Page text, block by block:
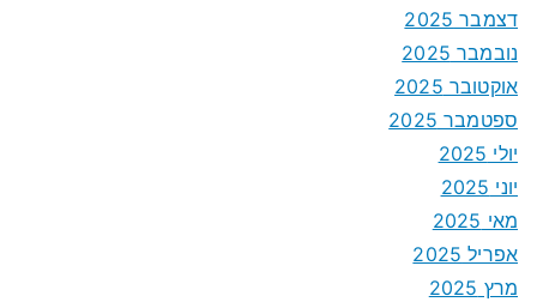
דצמבר 2025
נובמבר 2025
אוקטובר 2025
ספטמבר 2025
יולי 2025
יוני 2025
מאי 2025
אפריל 2025
מרץ 2025